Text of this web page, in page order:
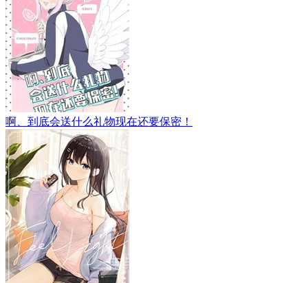
啊、到底会送什么礼物现在还要保密！